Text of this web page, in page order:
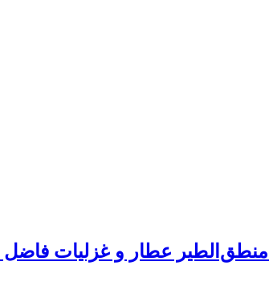
عطار و غزلیات